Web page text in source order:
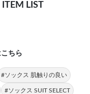
LIST
ちら
#ソックス 肌触りの良い
#ソックス SUIT SELECT